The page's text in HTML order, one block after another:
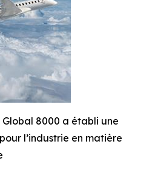
Global 8000 a établi une
l’industrie en matière